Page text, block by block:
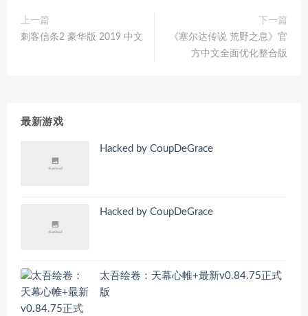
上一篇
刺客信条2 豪华版 2019 中文
下一篇
《塞尔达传说 荒野之息》官
方中文全面优化整合版
最新游戏
Hacked by CoupDeGrace
Hacked by CoupDeGrace
太吾绘卷：天幕心帷+最新v0.84.75正式
版